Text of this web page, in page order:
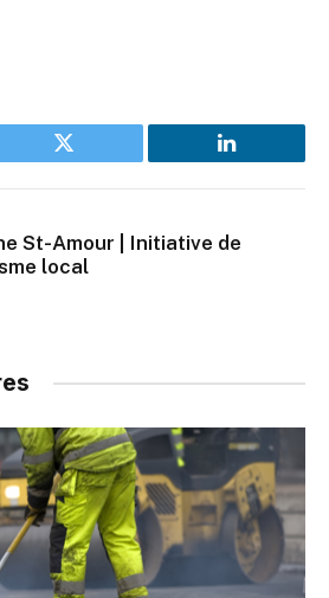
Twitter LinkedIn
St-Amour | Initiative de
local